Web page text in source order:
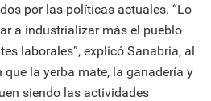
por las políticas actuales. “Lo
a industrializar más el pueblo
laborales”, explicó Sanabria, al
la yerba mate, la ganadería y
siendo las actividades